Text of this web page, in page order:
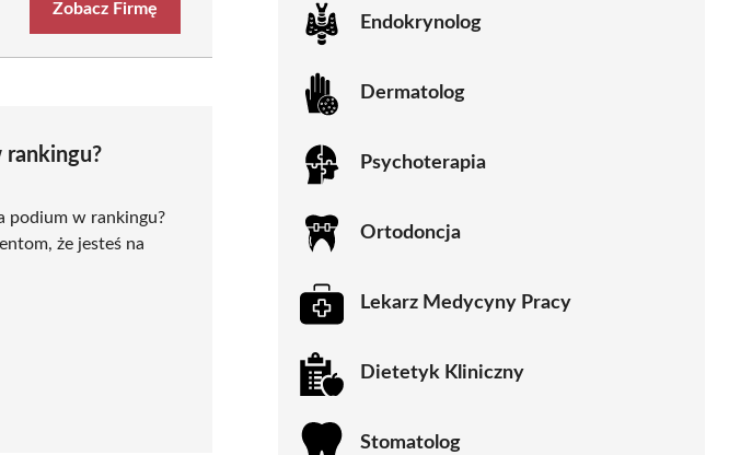
Zobacz Firmę
rankingu?
podium w rankingu?
że jesteś na
Endokrynolog
Dermatolog
Psychoterapia
Ortodoncja
Lekarz Medycyny Pracy
Dietetyk Kliniczny
Stomatolog